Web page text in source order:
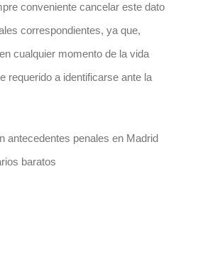
conveniente cancelar este dato
correspondientes, ya que,
cualquier momento de la vida
requerido a identificarse ante la
antecedentes penales en Madrid
baratos